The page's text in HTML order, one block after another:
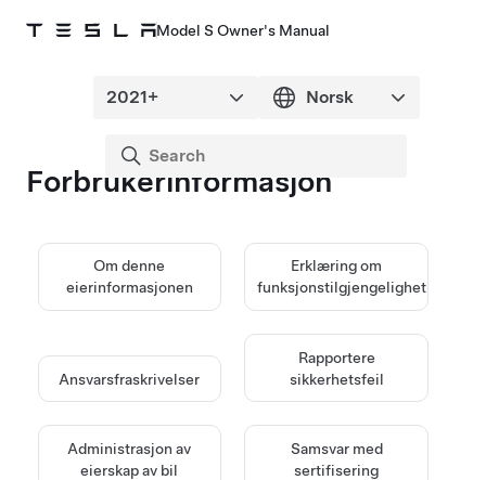
Model S Owner's Manual
Forbrukerinformasjon
Om denne
eierinformasjonen
Erklæring om
funksjonstilgjengelighet
Ansvarsfraskrivelser
Rapportere
sikkerhetsfeil
Administrasjon av
eierskap av bil
Samsvar med
sertifisering